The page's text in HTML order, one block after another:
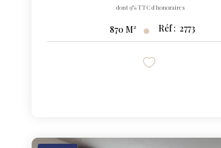
dont 9% TTC d'honoraires
870 M² Réf : 2773